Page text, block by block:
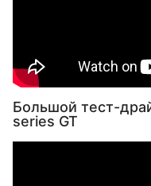
Большой тест-
series GT